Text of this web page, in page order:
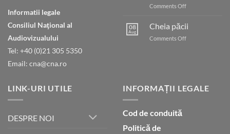
Informatii legale
Consiliul Naţional al
Audiovizualului
Tel: +40 (0)21 305 5350
Email: cna@cna.ro
închine
afara
legii
Comments Offon
din
Indonezia
condamnat
08
Aug
Cheia păcii
Comments Offon
LINK-URI UTILE
DESPRE NOI
INFORMAȚII LEGALE
Cod de conduită
Politică de